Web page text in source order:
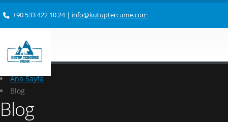
+90 533 422 10 24| info@kutuptercume.com
Ana Sayfa
Blog
Blog